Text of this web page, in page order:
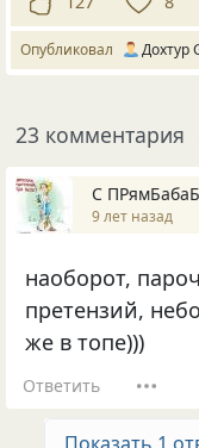
Опубликовал Дохтур
23 комментария
С
9 лет назад
наоборот,
претензий,
же в топе)))
Ответить